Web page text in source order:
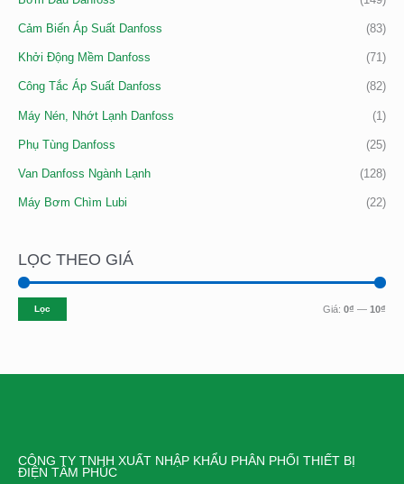
Cảm Biến Áp Suất Danfoss (83)
Khởi Động Mềm Danfoss (71)
Công Tắc Áp Suất Danfoss (82)
Máy Nén, Nhớt Lạnh Danfoss (1)
Phụ Tùng Danfoss (25)
Van Danfoss Ngành Lạnh (128)
Máy Bơm Chìm Lubi (22)
LỌC THEO GIÁ
Lọc Giá: 0₫ — 10₫
CÔNG TY TNHH XUẤT NHẬP KHẨU PHÂN PHỐI THIẾT BỊ
ĐIỆN TÂM PHÚC